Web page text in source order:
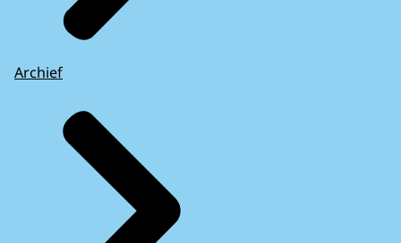
Archief